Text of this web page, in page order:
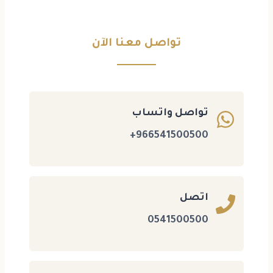
تواصل معنا الآن
تواصل واتساب
966541500500+
اتصل
0541500500